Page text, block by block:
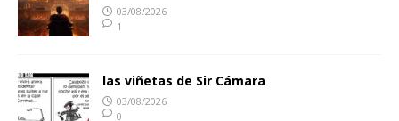
03/08/2026
1
las viñetas de Sir Cámara
03/08/2026
0